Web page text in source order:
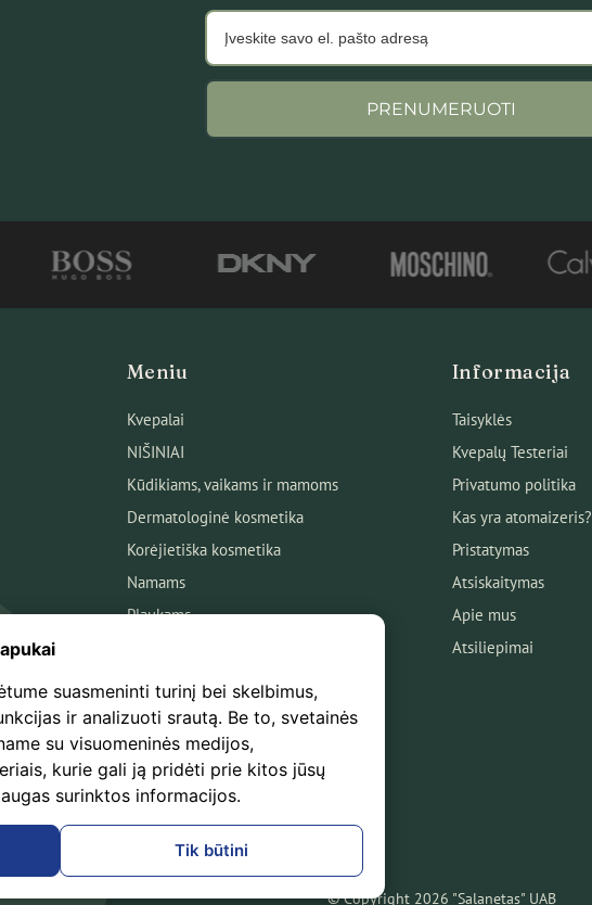
PRENUMERUOTI
Meniu
Kvepalai
NIŠINIAI
Kūdikiams, vaikams ir mamoms
Dermatologinė kosmetika
Korėjietiška kosmetika
Namams
Plaukams
Kūnui
Kosmetika
Naujausios
Išpardavimas
Kvepalų Blogas!
Informacija
Taisyklės
Kvepalų Testeriai
Privatumo politika
Kas yra atomaizeris?
Pristatymas
Atsiskaitymas
Apie mus
Atsiliepimai
© Copyright 2026 "Salanetas" UAB
suasmeninti turinį bei skelbimus,
ir analizuoti srautą. Be to, svetainės
su visuomeninės medijos,
kurie gali ją pridėti prie kitos jūsų
surinktos informacijos.
Tik būtini